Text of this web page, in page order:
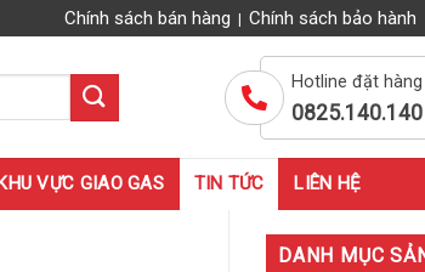
Chính sách bán hàng Chính sách bảo hành
Hotline đặt hàng
0825.140.140
VỰC GIAO GAS TIN TỨC LIÊN HỆ
DANH MỤC